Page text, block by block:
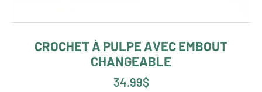
CROCHET À PULPE AVEC EMBOUT
CHANGEABLE
34.99$